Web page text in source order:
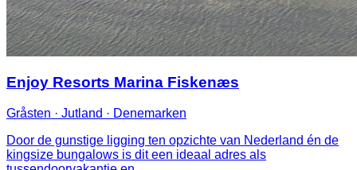
Enjoy Resorts Marina Fiskenæs
Gråsten · Jutland · Denemarken
Door de gunstige ligging ten opzichte van Nederland én de
kingsize bungalows is dit een ideaal adres als